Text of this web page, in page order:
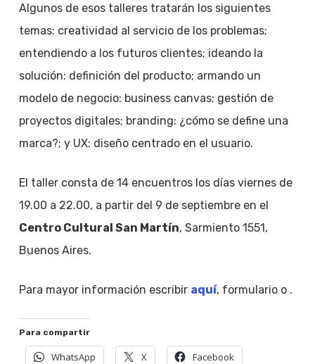
Algunos de esos talleres tratarán los siguientes
temas: creatividad al servicio de los problemas;
entendiendo a los futuros clientes; ideando la
solución: definición del producto; armando un
modelo de negocio: business canvas; gestión de
proyectos digitales; branding: ¿cómo se define una
marca?; y UX: diseño centrado en el usuario.
El taller consta de 14 encuentros los días viernes de
19.00 a 22.00, a partir del 9 de septiembre en el
Centro Cultural San Martín, Sarmiento 1551,
Buenos Aires.
Para mayor información escribir aquí, formulario o .
Para compartir
WhatsApp X Facebook